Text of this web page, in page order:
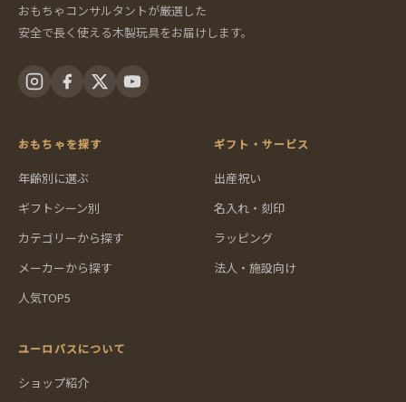
おもちゃコンサルタントが厳選した
安全で長く使える木製玩具をお届けします。
おもちゃを探す
年齢別に選ぶ
ギフトシーン別
カテゴリーから探す
メーカーから探す
人気TOP5
ギフト・サービス
出産祝い
名入れ・刻印
ラッピング
法人・施設向け
ユーロバスについて
ショップ紹介